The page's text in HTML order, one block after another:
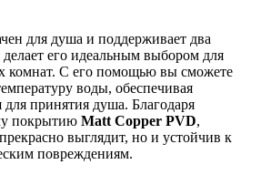
для душа и поддерживает два
его идеальным выбором для
комнат. С его помощью вы сможете
воды, обеспечивая
принятия душа. Благодаря
покрытию Matt Copper PVD,
выглядит, но и устойчив к
повреждениям.